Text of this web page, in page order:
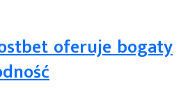
oferuje bogaty